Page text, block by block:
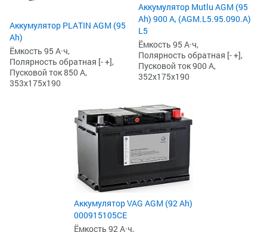
Аккумулятор PLATIN AGM (95
Ah)
Ёмкость 95 А·ч,
Полярность обратная [- +],
Пусковой ток 850 А,
353x175x190
Аккумулятор Mutlu AGM (95
Ah) 900 А, (AGM.L5.95.090.A)
L5
Ёмкость 95 А·ч,
Полярность обратная [- +],
Пусковой ток 900 А,
352x175x190
Аккумулятор VAG AGM (92 Ah)
000915105CE
Ёмкость 92 А·ч,